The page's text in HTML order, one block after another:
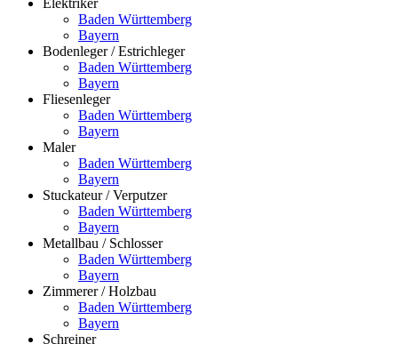
Elektriker
Baden Württemberg
Bayern
Bodenleger / Estrichleger
Baden Württemberg
Bayern
Fliesenleger
Baden Württemberg
Bayern
Maler
Baden Württemberg
Bayern
Stuckateur / Verputzer
Baden Württemberg
Bayern
Metallbau / Schlosser
Baden Württemberg
Bayern
Zimmerer / Holzbau
Baden Württemberg
Bayern
Schreiner